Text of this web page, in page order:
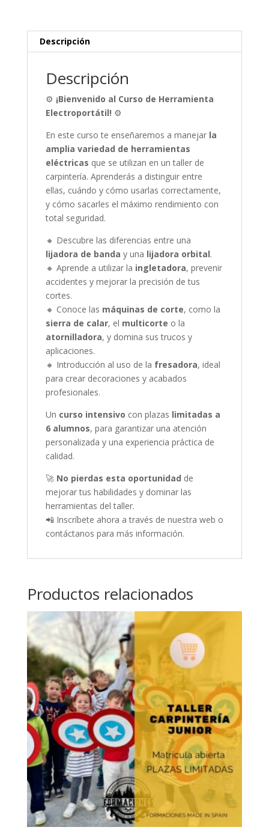
Descripción
Descripción
⚙️ ¡Bienvenido al Curso de Herramienta
Electroportátil! ⚙️
En este curso te enseñaremos a manejar la
amplia variedad de herramientas
eléctricas que se utilizan en un taller de
carpintería. Aprenderás a distinguir entre
ellas, cuándo y cómo usarlas correctamente,
y cómo sacarles el máximo rendimiento con
total seguridad.
🔸 Descubre las diferencias entre una
lijadora de banda y una lijadora orbital.
🔸 Aprende a utilizar la ingletadora, prevenir
accidentes y mejorar la precisión de tus
cortes.
🔸 Conoce las máquinas de corte, como la
sierra de calar, el multicorte o la
atornilladora, y domina sus trucos y
aplicaciones.
🔸 Introducción al uso de la fresadora, ideal
para crear decoraciones y acabados
profesionales.
Un curso intensivo con plazas limitadas a
6 alumnos, para garantizar una atención
personalizada y una experiencia práctica de
calidad.
🚀 No pierdas esta oportunidad de
mejorar tus habilidades y dominar las
herramientas del taller.
📲 Inscríbete ahora a través de nuestra web o
contáctanos para más información.
Productos relacionados